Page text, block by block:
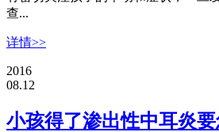
查...
详情>>
2016
08.12
小孩得了渗出性中耳炎